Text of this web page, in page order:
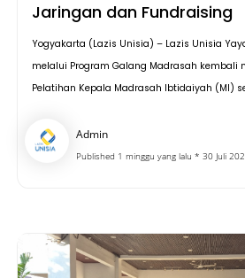
Jaringan dan Fundraising
Yogyakarta (Lazis Unisia) – Lazis Unisia
melalui Program Galang Madrasah kembali
Pelatihan Kepala Madrasah Ibtidaiyah (MI)
Admin
Published 1 minggu yang lalu * 30 Juli